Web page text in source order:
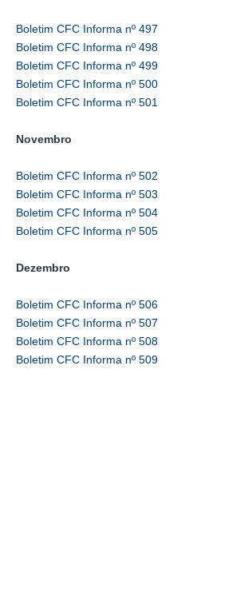
Boletim CFC Informa nº 497
Boletim CFC Informa nº 498
Boletim CFC Informa nº 499
Boletim CFC Informa nº 500
Boletim CFC Informa nº 501
Novembro
Boletim CFC Informa nº 502
Boletim CFC Informa nº 503
Boletim CFC Informa nº 504
Boletim CFC Informa nº 505
Dezembro
Boletim CFC Informa nº 506
Boletim CFC Informa nº 507
Boletim CFC Informa nº 508
Boletim CFC Informa nº 509